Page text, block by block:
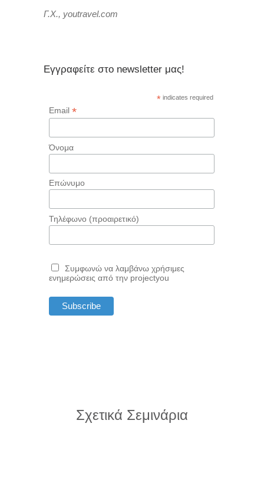
Γ.Χ., youtravel.com
Εγγραφείτε στο newsletter μας!
* indicates required
Email *
Όνομα
Επώνυμο
Τηλέφωνο (προαιρετικό)
Συμφωνώ να λαμβάνω χρήσιμες
ενημερώσεις από την projectyou
Σχετικά Σεμινάρια